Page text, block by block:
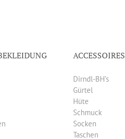
ACCESSOIRES
Dirndl-BH’s
Gürtel
Hüte
Schmuck
Socken
Taschen